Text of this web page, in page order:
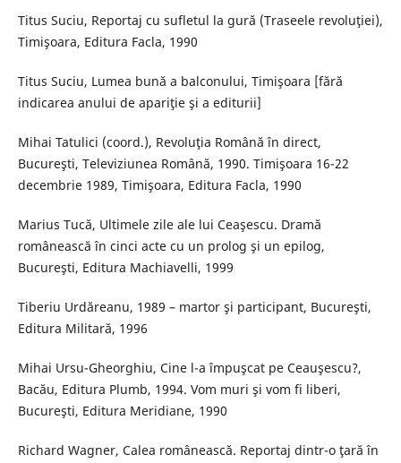
Titus Suciu, Reportaj cu sufletul la gură (Traseele revoluţiei),
Timişoara, Editura Facla, 1990
Titus Suciu, Lumea bună a balconului, Timişoara [fără
indicarea anului de apariţie şi a editurii]
Mihai Tatulici (coord.), Revoluţia Română în direct,
Bucureşti, Televiziunea Română, 1990. Timişoara 16-22
decembrie 1989, Timişoara, Editura Facla, 1990
Marius Tucă, Ultimele zile ale lui Ceaşescu. Dramă
românească în cinci acte cu un prolog şi un epilog,
Bucureşti, Editura Machiavelli, 1999
Tiberiu Urdăreanu, 1989 – martor şi participant, Bucureşti,
Editura Militară, 1996
Mihai Ursu-Gheorghiu, Cine l-a împuşcat pe Ceauşescu?,
Bacău, Editura Plumb, 1994. Vom muri şi vom fi liberi,
Bucureşti, Editura Meridiane, 1990
Richard Wagner, Calea românească. Reportaj dintr-o ţară în